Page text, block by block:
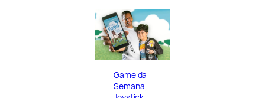
Game da
Semana